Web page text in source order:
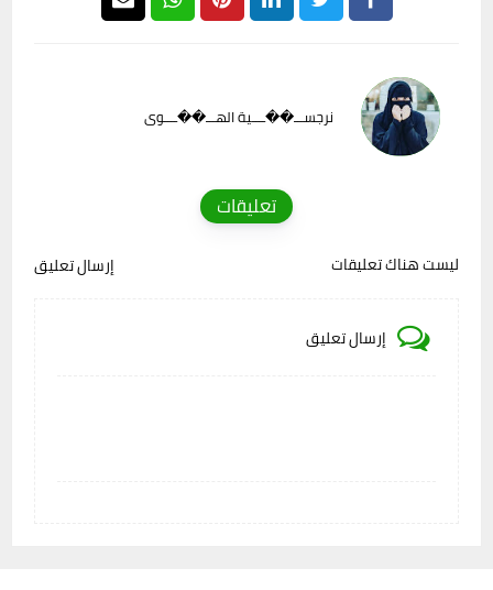
نرجســـ��ــــية الهـــ��ــــوى
تعليقات
ليست هناك تعليقات إرسال تعليق
إرسال تعليق